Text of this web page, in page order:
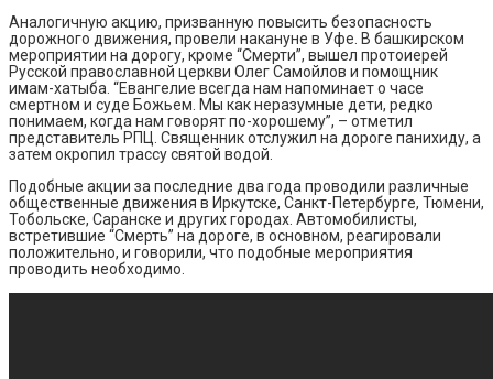
Аналогичную акцию, призванную повысить безопасность
дорожного движения, провели накануне в Уфе. В башкирском
мероприятии на дорогу, кроме “Смерти”, вышел протоиерей
Русской православной церкви Олег Самойлов и помощник
имам-хатыба. “Евангелие всегда нам напоминает о часе
смертном и суде Божьем. Мы как неразумные дети, редко
понимаем, когда нам говорят по-хорошему”, – отметил
представитель РПЦ. Священник отслужил на дороге панихиду, а
затем окропил трассу святой водой.
Подобные акции за последние два года проводили различные
общественные движения в Иркутске, Санкт-Петербурге, Тюмени,
Тобольске, Саранске и других городах. Автомобилисты,
встретившие “Смерть” на дороге, в основном, реагировали
положительно, и говорили, что подобные мероприятия
проводить необходимо.